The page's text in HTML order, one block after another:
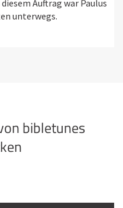
Auftrag war Paulus
unterwegs.
bibletunes